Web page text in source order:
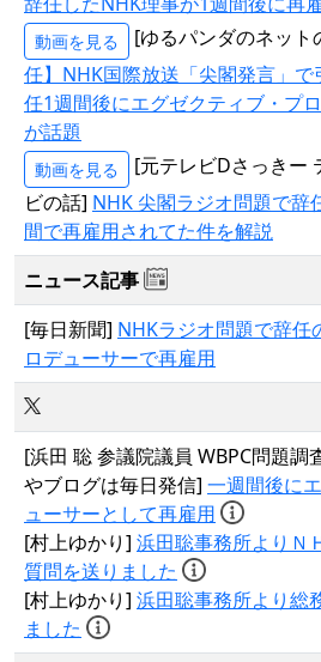
動画を見る [ゆるパンダのネット
任】NHK国際放送「尖閣発言」
任1週間後にエグゼクティブ・プ
が話題
動画を見る
[元テレビDさっきー
ビの話] NHK 尖閣ラジオ問題で辞
間で再雇用されてた件を解説
ニュース記事
[毎日新聞] NHKラジオ問題で辞任
ロデューサーで再雇用
[浜田 聡 参議院議員 WBPC問題
やブログは毎日発信] 一週間後に
ューサーとして再雇用
[村上ゆかり] 浜田聡事務所よりＮ
質問を送りました
[村上ゆかり] 浜田聡事務所より総
ました